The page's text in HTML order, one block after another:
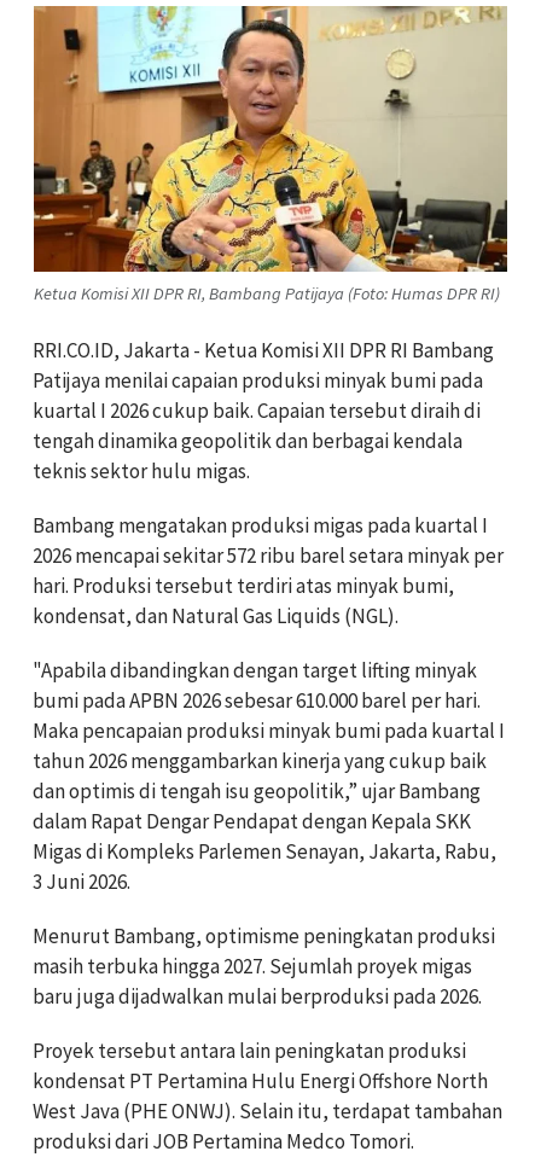
Ketua Komisi XII DPR RI, Bambang Patijaya (Foto: Humas DPR RI)
RRI.CO.ID, Jakarta - Ketua Komisi XII DPR RI Bambang
Patijaya menilai capaian produksi minyak bumi pada
kuartal I 2026 cukup baik. Capaian tersebut diraih di
tengah dinamika geopolitik dan berbagai kendala
teknis sektor hulu migas.
Bambang mengatakan produksi migas pada kuartal I
2026 mencapai sekitar 572 ribu barel setara minyak per
hari. Produksi tersebut terdiri atas minyak bumi,
kondensat, dan Natural Gas Liquids (NGL).
"Apabila dibandingkan dengan target lifting minyak
bumi pada APBN 2026 sebesar 610.000 barel per hari.
Maka pencapaian produksi minyak bumi pada kuartal I
tahun 2026 menggambarkan kinerja yang cukup baik
dan optimis di tengah isu geopolitik,” ujar Bambang
dalam Rapat Dengar Pendapat dengan Kepala SKK
Migas di Kompleks Parlemen Senayan, Jakarta, Rabu,
3 Juni 2026.
Menurut Bambang, optimisme peningkatan produksi
masih terbuka hingga 2027. Sejumlah proyek migas
baru juga dijadwalkan mulai berproduksi pada 2026.
Proyek tersebut antara lain peningkatan produksi
kondensat PT Pertamina Hulu Energi Offshore North
West Java (PHE ONWJ). Selain itu, terdapat tambahan
produksi dari JOB Pertamina Medco Tomori.